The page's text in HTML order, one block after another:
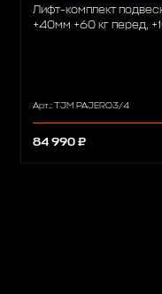
Лифт-комплект
+40мм +60 кг перед,
Арт.: TJM PAJERO3/4
84 990 ₽